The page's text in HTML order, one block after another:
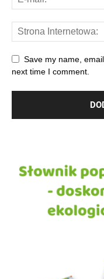
Save my name,
next time I comment.